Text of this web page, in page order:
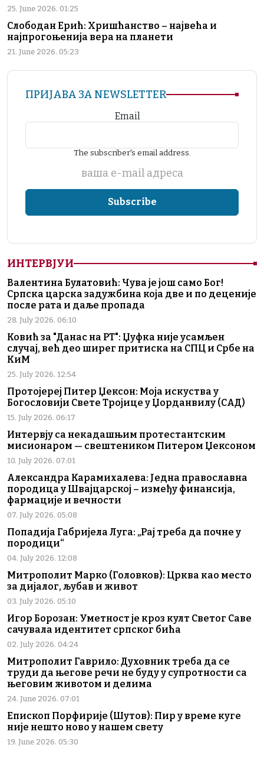
25. June 2026. 01:25
Слободан Ерић: Хришћанство – највећа и
најпрогоњенија вера на планети
21. June 2026. 05:23
ПРИЈАВА ЗА NEWSLETTER
Email
The subscriber's email address.
ваша е-mail адреса
ИНТЕРВЈУИ
Валентина Булатовић: Чува је још само Бог!
Српска царска задужбина која две и по деценије
после рата и даље пропада
28. July 2026. 06:10
Ковић за "Данас на РТ": Џуфка није усамљен
случај, већ део ширег притиска на СПЦ и Србе на
КиМ
25. July 2026. 12:54
Протојереј Питер Џексон: Моја искуства у
Богословији Свете Тројице у Џорданвилу (САД)
15. July 2026. 06:17
Интервју са некадашњим протестантским
мисионаром — свештеником Питером Џексоном
10. July 2026. 07:01
Александра Карамихалева: Једна православна
породица у Швајцарској – између финансија,
фармације и вечности
07. July 2026. 05:08
Попадија Габријела Луга: „Рај треба да почне у
породици“
04. July 2026. 12:08
Митрополит Марко (Головков): Црква као место
за дијалог, љубав и живот
03. July 2026. 05:10
Игор Борозан: Уметност је кроз култ Светог Саве
сачувала идентитет српског бића
02. July 2026. 04:24
Митрополит Гаврило: Духовник треба да се
труди да његове речи не буду у супротности са
његовим животом и делима
24. June 2026. 07:01
Епископ Порфирије (Шутов): Пир у време куге
није нешто ново у нашем свету
19. June 2026. 05:30